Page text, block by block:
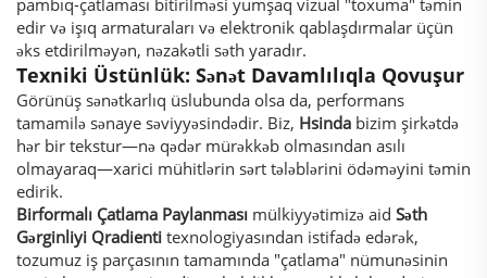
pambıq-çatlaması bitirilməsi yumşaq vizual "toxuma" təmin
edir və işıq armaturaları və elektronik qablaşdırmalar üçün
əks etdirilməyən, nəzakətli səth yaradır.
Texniki Üstünlük: Sənət Davamlılıqla Qovuşur
Görünüş sənətkarlıq üslubunda olsa da, performans
tamamilə sənaye səviyyəsindədir. Biz, Hsinda bizim şirkətdə
hər bir tekstur—nə qədər mürəkkəb olmasından asılı
olmayaraq—xarici mühitlərin sərt tələblərini ödəməyini təmin
edirik.
Birformalı Çatlama Paylanması mülkiyyətimizə aid Səth
Gərginliyi Qradienti texnologiyasından istifadə edərək,
tozumuz iş parçasının tamamında "çatlama" nümunəsinin